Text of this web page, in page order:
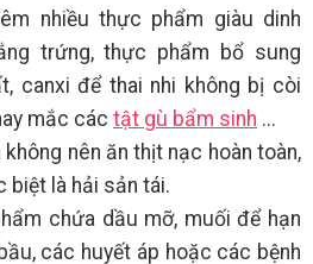
nhiều thực phẩm giàu dinh
trứng, thực phẩm bổ sung
canxi để thai nhi không bị còi
mắc các tật gù bẩm sinh ...
nên ăn thịt nạc hoàn toàn,
biệt là hải sản tái.
chứa dầu mỡ, muối để hạn
các huyết áp hoặc các bệnh